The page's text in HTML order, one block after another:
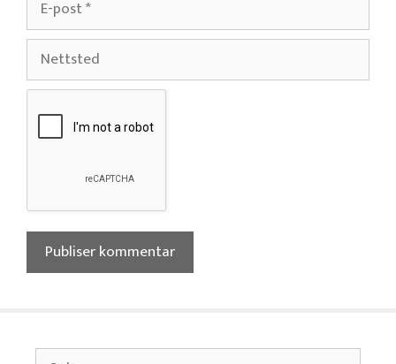
post
Nettsted
Søk